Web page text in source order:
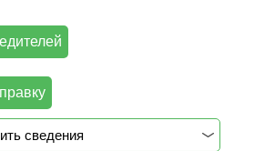
сведения